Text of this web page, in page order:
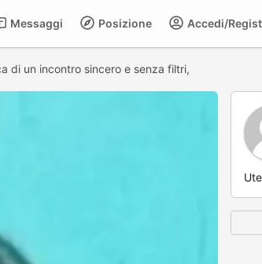
Accedi/
Posizione
Messaggi
di un incontro sincero e senza filtri,